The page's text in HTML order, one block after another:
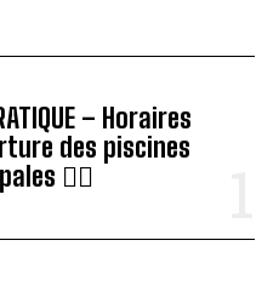
– Horaires
des piscines
🏊‍♂️